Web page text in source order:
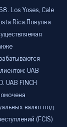
Los Yoses, Cale
Rica.Покупка
UAB
UAB FINCH
валют под
(FCIS)